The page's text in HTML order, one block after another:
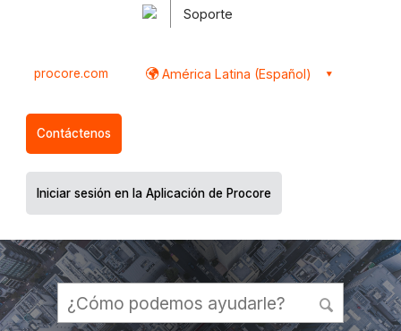
Soporte
procore.com América Latina (Español)
Contáctenos
Iniciar sesión en la Aplicación de Procore